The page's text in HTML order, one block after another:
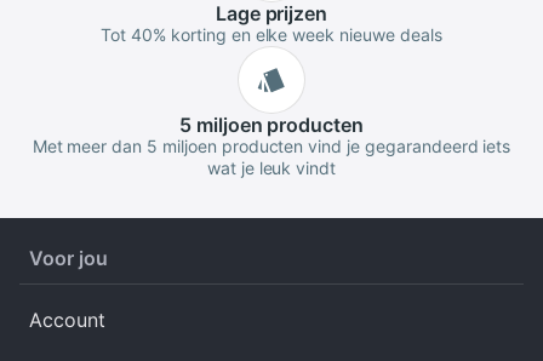
Lageprijzen
Tot 40% korting en elke week nieuwe deals
5 miljoen producten
Met meer dan 5 miljoen producten vind je gegarandeerd iets
wat je leuk vindt
Voor jou
Account